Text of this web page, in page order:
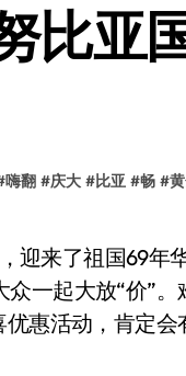
大世界，指尖资讯一
比亚
嗨翻 #庆大 #比亚 #畅 #
一起大放“价”
惠活动，肯定